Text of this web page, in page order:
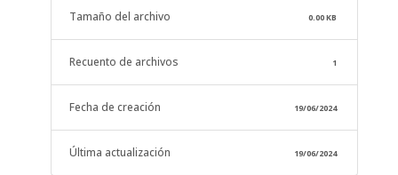
Tamaño del archivo 0.00 KB
Recuento de archivos 1
Fecha de creación 19/06/2024
Última actualización 19/06/2024